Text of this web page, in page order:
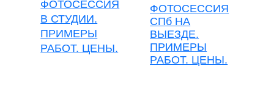
ФОТОСЕССИЯ
В СТУДИИ.
ПРИМЕРЫ
РАБОТ. ЦЕНЫ.
ФОТОСЕССИЯ
СПб НА
ВЫЕЗДЕ.
ПРИМЕРЫ
РАБОТ. ЦЕНЫ.